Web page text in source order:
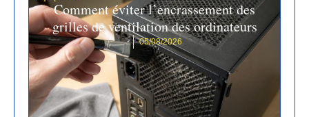
Comment éviter l’encrassement des
grilles de ventilation des ordinateurs
05/08/2026